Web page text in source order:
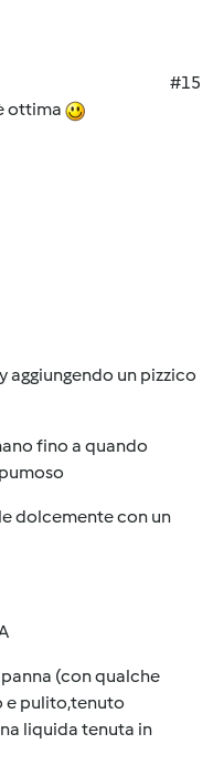
#15
ottima
aggiungendo un pizzico
fino a quando
dolcemente con un
(con qualche
e pulito,tenuto
liquida tenuta in